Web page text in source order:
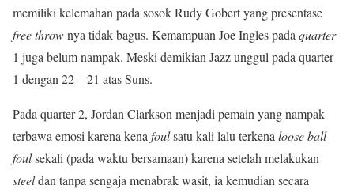
memiliki kelemahan pada sosok Rudy Gobert yang presentase
free thrownya tidak bagus. Kemampuan Joe Ingles padaquarter
1 juga belum nampak. Meski demikian Jazz unggul pada quarter
1 dengan 22 – 21 atas Suns.
Pada quarter 2, Jordan Clarkson menjadi pemain yang nampak
terbawa emosi karena kenafoulsatu kali lalu terkenaloose ball
foulsekali (pada waktu bersamaan) karena setelah melakukan
steeldan tanpa sengaja menabrak wasit, ia kemudian secara